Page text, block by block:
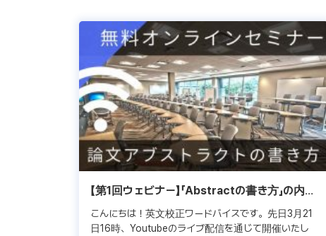
【第1回ウェビナー】「Abstractの書き方」の内容
整理と追加資料
こんにちは！英文校正ワードバイスです。先日3月21
日16時、Youtubeのライブ配信を通じて開催いたし